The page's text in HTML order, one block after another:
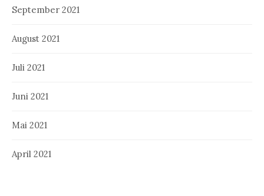
September 2021
August 2021
Juli 2021
Juni 2021
Mai 2021
April 2021